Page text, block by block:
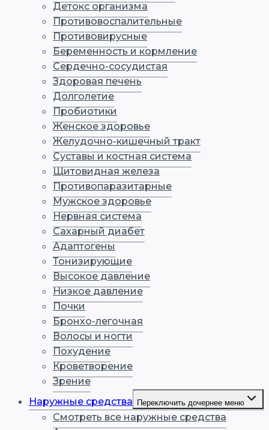
Детокс организма
Противовоспалительные
Противовирусные
Беременность и кормление
Сердечно-сосудистая
Здоровая печень
Долголетие
Пробиотики
Женское здоровье
Желудочно-кишечный тракт
Суставы и костная система
Щитовидная железа
Противопаразитарные
Мужское здоровье
Нервная система
Сахарный диабет
Адаптогены
Тонизирующие
Высокое давление
Низкое давление
Почки
Бронхо-легочная
Волосы и ногти
Похудение
Кроветворение
Зрение
Наружные средства
Переключить дочернее меню
Смотреть все наружные средства